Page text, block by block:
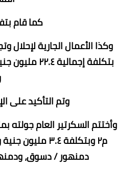
كما قام
بتكلفة
وتم التأكيد على
دمنهور / دسوق،